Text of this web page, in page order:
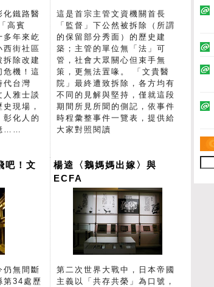
化鐵路醫
高賓
多年來屹
西街社區
拆除改建
危機！這
代台灣
人雅士談
現場，
彰化人的
……
這是首宗主管文資機關首長
「監督」下公然被拆除（所謂
的保留部分秀面）的歷史建
築；主管的單位無「法」可
管，社會大眾關心但束手無
策，更無法置喙。 「文貴醫
院」最終遭致拆除，各方均有
不同的見解與堅持，僅就這段
期間所見所聞的側記，依事件
時程彙整事件一覽表，提供給
大家對照閱讀
吧！文
仍無間斷
第34處歷
楊逵〈鵝媽媽出嫁〉與
ECFA
第二次世界大戰中，日本帝國
主義以「共存共榮」為口號，